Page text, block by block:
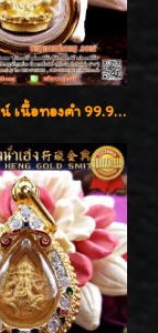
พระสังกัจจายน์ เนื้อทองคำ 99.99%